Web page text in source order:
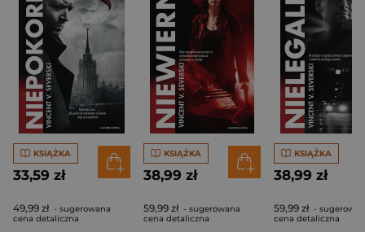
KSIĄŻKA
33,59 zł
49,99 zł - sugerowana
cena detaliczna
KSIĄŻKA
38,99 zł
59,99 zł - sugerowana
cena detaliczna
KSIĄŻKA
38,99 zł
59,99 zł -
cena detaliczna